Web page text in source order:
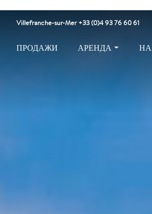
ПРОДАЖИ АРЕНДА
Villefranche-sur-Mer +33 (0)4 93 76 60 61